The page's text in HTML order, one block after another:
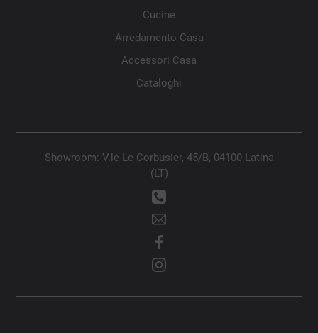
Cucine
Arredamento Casa
Accessori Casa
Cataloghi
Showroom: V.le Le Corbusier, 45/B, 04100 Latina
(LT)